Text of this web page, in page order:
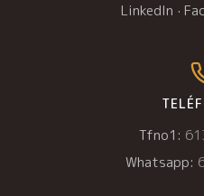
LinkedIn ·
Tfno1:
Whatsapp: